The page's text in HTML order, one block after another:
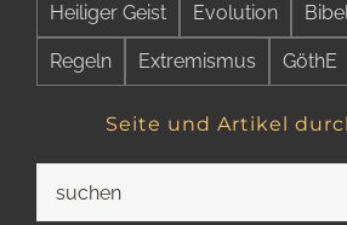
Heiliger Geist Evolution
Regeln Extremismus GöthE
Seite und Artikel
nach: